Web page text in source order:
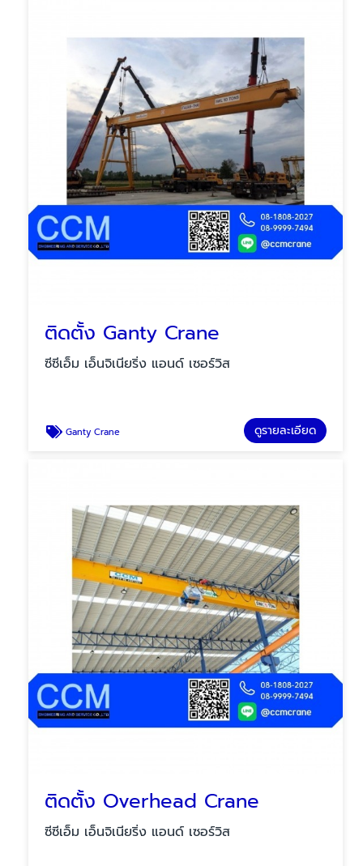
ติดตั้ง Ganty Crane
ซีซีเอ็ม เอ็นจิเนียริ่ง แอนด์ เซอร์วิส
Ganty Crane ดูรายละเอียด
ติดตั้ง Overhead Crane
ซีซีเอ็ม เอ็นจิเนียริ่ง แอนด์ เซอร์วิส